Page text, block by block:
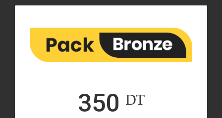
350 ᴰᵀ